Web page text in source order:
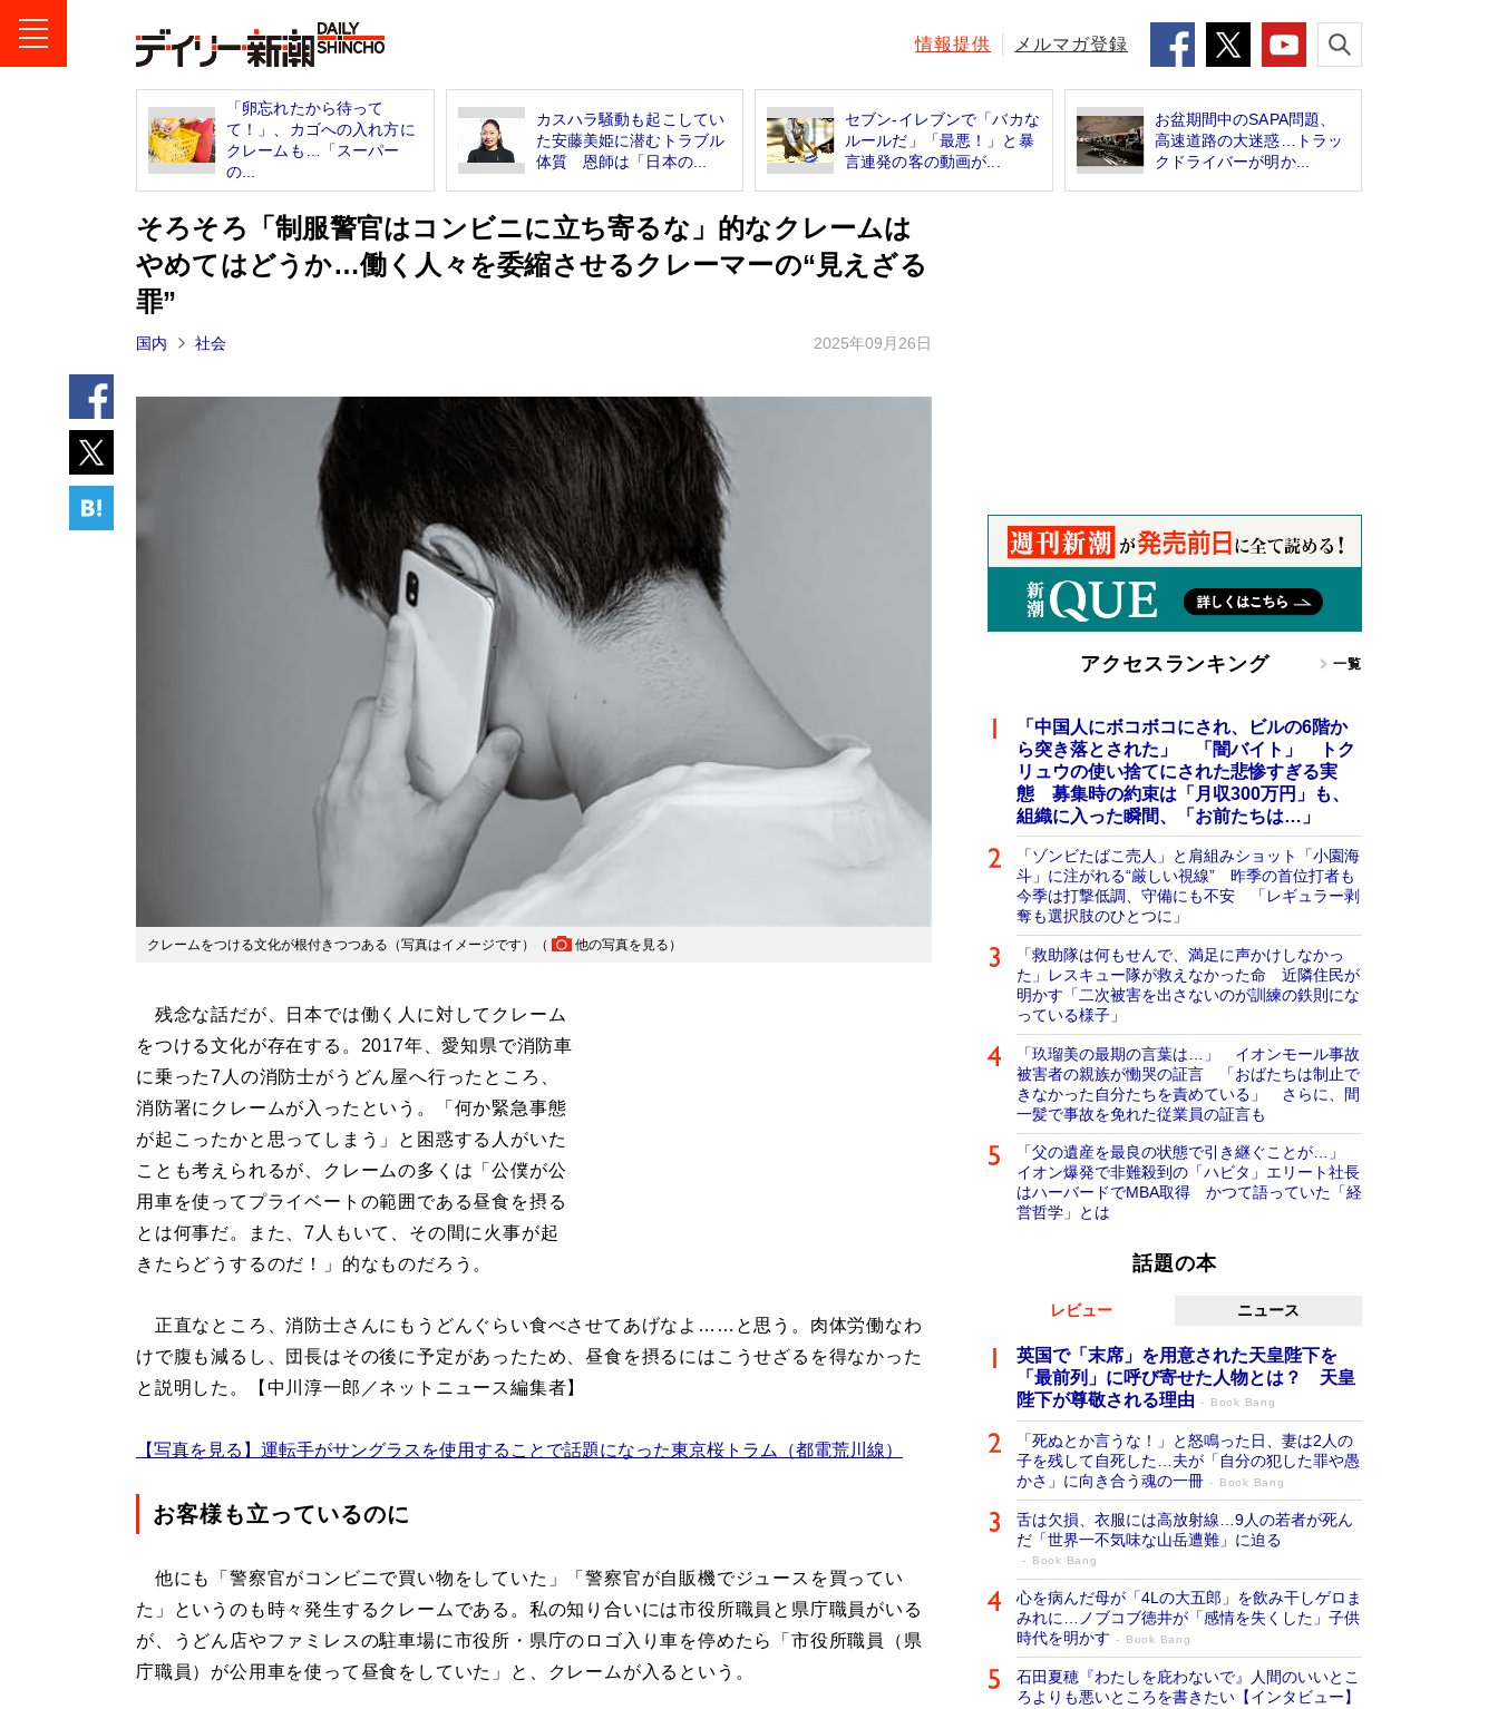
情報提供 メルマガ登録
「卵忘れたから待って
て！」、カゴへの入れ方に
クレームも…「スーパー
の...
カスハラ騒動も起こしてい
た安藤美姫に潜むトラブル
体質 恩師は「日本の...
セブン-イレブンで「バカな
ルールだ」「最悪！」と暴
言連発の客の動画が...
お盆期間中のSAPA問題、
高速道路の大迷惑…トラッ
クドライバーが明か...
そろそろ「制服警官はコンビニに立ち寄るな」的なクレームは
やめてはどうか…働く人々を委縮させるクレーマーの“見えざる
罪”
国内 社会 2025年09月26日
クレームをつける文化が根付きつつある（写真はイメージです）（ 他の写真を見る ）
残念な話だが、日本では働く人に対してクレーム
をつける文化が存在する。2017年、愛知県で消防車
に乗った7人の消防士がうどん屋へ行ったところ、
消防署にクレームが入ったという。「何か緊急事態
が起こったかと思ってしまう」と困惑する人がいた
ことも考えられるが、クレームの多くは「公僕が公
用車を使ってプライベートの範囲である昼食を摂る
とは何事だ。また、7人もいて、その間に火事が起
きたらどうするのだ！」的なものだろう。
正直なところ、消防士さんにもうどんぐらい食べさせてあげなよ……と思う。肉体労働なわ
けで腹も減るし、団長はその後に予定があったため、昼食を摂るにはこうせざるを得なかった
と説明した。【中川淳一郎／ネットニュース編集者】
【写真を見る】運転手がサングラスを使用することで話題になった東京桜トラム（都電荒川線）
お客様も立っているのに
他にも「警察官がコンビニで買い物をしていた」「警察官が自販機でジュースを買ってい
た」というのも時々発生するクレームである。私の知り合いには市役所職員と県庁職員がいる
が、うどん店やファミレスの駐車場に市役所・県庁のロゴ入り車を停めたら「市役所職員（県
庁職員）が公用車を使って昼食をしていた」と、クレームが入るという。
アクセスランキング 一覧
「中国人にボコボコにされ、ビルの6階か
ら突き落とされた」 「闇バイト」 トク
リュウの使い捨てにされた悲惨すぎる実
態 募集時の約束は「月収300万円」も、
組織に入った瞬間、「お前たちは…」
「ゾンビたばこ売人」と肩組みショット「小園海
斗」に注がれる“厳しい視線” 昨季の首位打者も
今季は打撃低調、守備にも不安 「レギュラー剥
奪も選択肢のひとつに」
「救助隊は何もせんで、満足に声かけしなかっ
た」レスキュー隊が救えなかった命 近隣住民が
明かす「二次被害を出さないのが訓練の鉄則にな
っている様子」
「玖瑠美の最期の言葉は…」 イオンモール事故
被害者の親族が慟哭の証言 「おばたちは制止で
きなかった自分たちを責めている」 さらに、間
一髪で事故を免れた従業員の証言も
「父の遺産を最良の状態で引き継ぐことが…」
イオン爆発で非難殺到の「ハビタ」エリート社長
はハーバードでMBA取得 かつて語っていた「経
営哲学」とは
話題の本
レビュー ニュース
英国で「末席」を用意された天皇陛下を
「最前列」に呼び寄せた人物とは？ 天皇
陛下が尊敬される理由
Book Bang
「死ぬとか言うな！」と怒鳴った日、妻は2人の
子を残して自死した…夫が「自分の犯した罪や愚
かさ」に向き合う魂の一冊
Book Bang
舌は欠損、衣服には高放射線…9人の若者が死ん
だ「世界一不気味な山岳遭難」に迫る
Book Bang
心を病んだ母が「4Lの大五郎」を飲み干しゲロま
みれに…ノブコブ徳井が「感情を失くした」子供
時代を明かす
Book Bang
石田夏穂『わたしを庇わないで』人間のいいとこ
ろよりも悪いところを書きたい【インタビュー】